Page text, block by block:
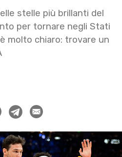
stelle più brillanti del
per tornare negli Stati
molto chiaro: trovare un